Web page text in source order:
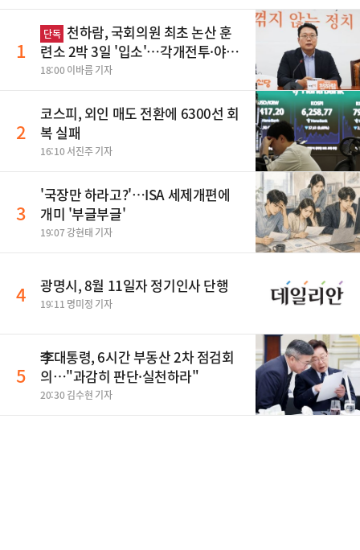
1
단독 천하람, 국회의원 최초 논산 훈
련소 2박 3일 '입소'…각개전투·야간
행군 한다
18:00 이바름 기자
2
코스피, 외인 매도 전환에 6300선 회
복 실패
16:10 서진주 기자
3
'국장만 하라고?'…ISA 세제개편에
개미 '부글부글'
19:07 강현태 기자
4 광명시, 8월 11일자 정기인사 단행
19:11 명미정 기자
5
李대통령, 6시간 부동산 2차 점검회
의…"과감히 판단·실천하라"
20:30 김수현 기자